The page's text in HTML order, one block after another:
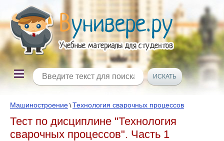
Машиностроение \Технология сварочных процессов
Тест по дисциплине "Технология
сварочных процессов". Часть 1